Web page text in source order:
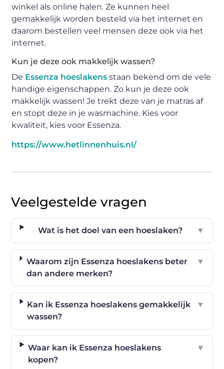
winkel als online halen. Ze kunnen heel
gemakkelijk worden besteld via het internet en
daarom bestellen veel mensen deze ook via het
internet.
Kun je deze ook makkelijk wassen?
De Essenza hoeslakens staan bekend om de vele
handige eigenschappen. Zo kun je deze ook
makkelijk wassen! Je trekt deze van je matras af
en stopt deze in je wasmachine. Kies voor
kwaliteit, kies voor Essenza.
https://www.hetlinnenhuis.nl/
Veelgestelde vragen
Wat is het doel van een hoeslaken? ▼
Waarom zijn Essenza hoeslakens beter
dan andere merken?
▼
Kan ik Essenza hoeslakens gemakkelijk
wassen?
▼
Waar kan ik Essenza hoeslakens
kopen?
▼